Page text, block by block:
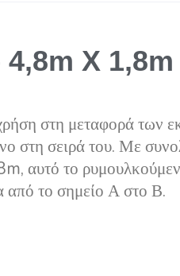
X 1,8m
στη μεταφορά των
σειρά του. Με
αυτό το
από το σημείο Α στο Β.